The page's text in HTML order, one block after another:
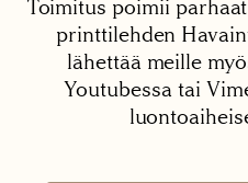
Toimitus poimii
printtilehden
lähettää meille
Youtubessa tai